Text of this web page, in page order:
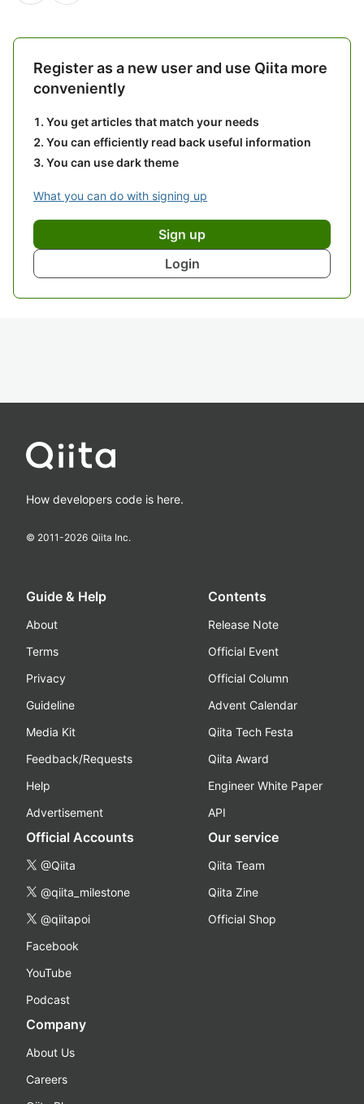
Register as a new user and use Qiita more
conveniently
You get articles that match your needs
You can efficiently read back useful information
You can use dark theme
What you can do with signing up
Sign up
Login
How developers code is here.
© 2011-2026 Qiita Inc.
Guide & Help
About
Terms
Privacy
Guideline
Media Kit
Feedback/Requests
Help
Advertisement
Contents
Release Note
Official Event
Official Column
Advent Calendar
Qiita Tech Festa
Qiita Award
Engineer White Paper
API
Official Accounts
@Qiita
@qiita_milestone
@qiitapoi
Facebook
YouTube
Podcast
Our service
Qiita Team
Qiita Zine
Official Shop
Company
About Us
Careers